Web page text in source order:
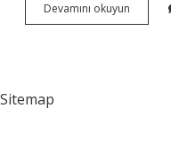
Devamını okuyun
Şampuan
Sitemap